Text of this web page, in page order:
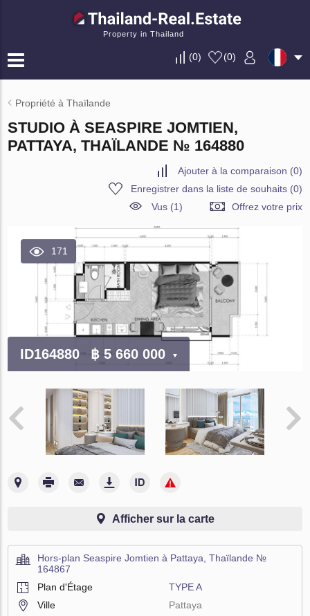
Property in Thailand
(0) (0)
Propriété à Thaïlande
STUDIO À SEASPIRE JOMTIEN,
PATTAYA, THAÏLANDE № 164880
Ajouter à la comparaison (0)
Enregistrer dans la liste de souhaits(0)
Vus (1)
Offrez votre prix
171
ID164880 ฿ 5 660 000
Afficher sur la carte
Hors-plan Seaspire Jomtien à Pattaya, Thaïlande №
164867
Plan d'Étage
TYPE A
Ville
Pattaya